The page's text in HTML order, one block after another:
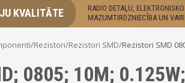
KVALITĀTE
RADIO DETAĻU,
MAZUMTIRDZNIECĪBA UN
/Rezistori/Rezistori SMD/Rezistori SMD
0805; 10M;